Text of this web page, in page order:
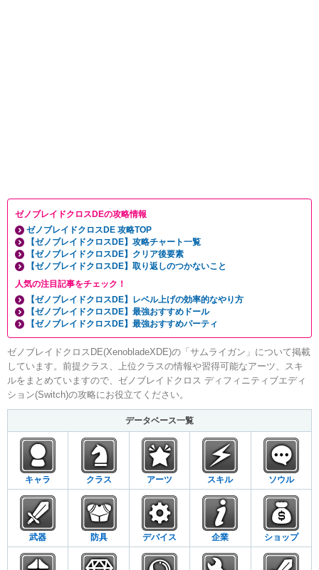
ゼノブレイドクロスDEの攻略情報
ゼノブレイドクロスDE 攻略TOP
【ゼノブレイドクロスDE】攻略チャート一覧
【ゼノブレイドクロスDE】クリア後要素
【ゼノブレイドクロスDE】取り返しのつかないこと
人気の注目記事をチェック！
【ゼノブレイドクロスDE】レベル上げの効率的なやり方
【ゼノブレイドクロスDE】最強おすすめドール
【ゼノブレイドクロスDE】最強おすすめパーティ
ゼノブレイドクロスDE(XenobladeXDE)の「サムライガン」について掲載
しています。前提クラス、上位クラスの情報や習得可能なアーツ、スキ
ルをまとめていますので、ゼノブレイドクロス ディフィニティブエディ
ション(Switch)の攻略にお役立てください。
データベース一覧
キャラ クラス アーツ スキル ソウル
武器 防具 デバイス 企業 ショップ